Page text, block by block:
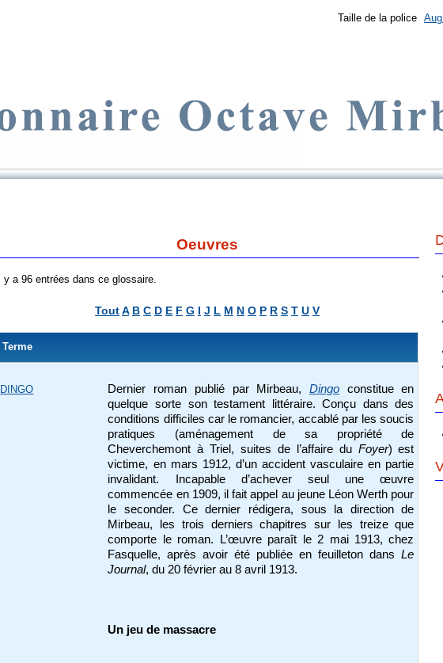
Taille de la police
Oeuvres
Il y a 96 entrées dans ce glossaire.
ToutA B C D E F G I J L M N O P R S T U V
Terme
DINGO Dernier roman publié par Mirbeau, Dingoconstitue en
quelque sorte son testament littéraire. Conçu dans des
conditions difficiles car le romancier, accablé par les soucis
pratiques (aménagement de sa propriété de
Cheverchemont à Triel, suites de l’affaire du Foyer) est
victime, en mars 1912, d’un accident vasculaire en partie
invalidant. Incapable d’achever seul une œuvre
commencée en 1909, il fait appel au jeune Léon Werth pour
le seconder. Ce dernier rédigera, sous la direction de
Mirbeau, les trois derniers chapitres sur les treize que
comporte le roman. L’œuvre paraît le 2 mai 1913, chez
Fasquelle, après avoir été publiée en feuilleton dansLe
Journal, du 20 février au 8 avril 1913.
Un jeu de massacre